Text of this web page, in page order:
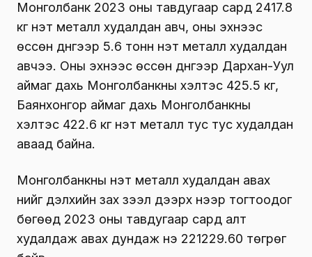
Монголбанк 2023 оны тавдугаар сард 2417.8
кг үнэт металл худалдан авч, оны эхнээс
өссөн дүнгээр 5.6 тонн үнэт металл худалдан
авчээ. Оны эхнээс өссөн дүнгээр Дархан-Уул
аймаг дахь Монголбанкны хэлтэс 425.5 кг,
Баянхонгор аймаг дахь Монголбанкны
хэлтэс 422.6 кг үнэт металл тус тус худалдан
аваад байна.
Монголбанкны үнэт металл худалдан авах
үнийг дэлхийн зах зээл дээрх үнээр тогтоодог
бөгөөд 2023 оны тавдугаар сард алт
худалдаж авах дундаж үнэ 221229.60 төгрөг